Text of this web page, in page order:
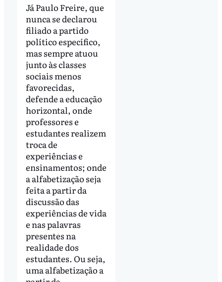
Já Paulo Freire, que
nunca se declarou
filiado a partido
político específico,
mas sempre atuou
junto às classes
sociais menos
favorecidas,
defende a educação
horizontal, onde
professores e
estudantes realizem
troca de
experiências e
ensinamentos; onde
a alfabetização seja
feita a partir da
discussão das
experiências de vida
e nas palavras
presentes na
realidade dos
estudantes. Ou seja,
uma alfabetização a